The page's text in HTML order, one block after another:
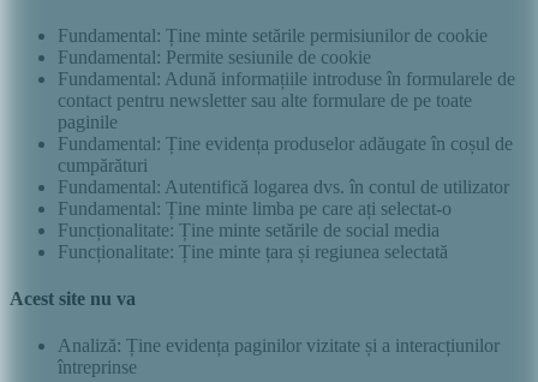
Fundamental: Ține minte setările permisiunilor de cookie
Fundamental: Permite sesiunile de cookie
Fundamental: Adună informațiile introduse în formularele de
contact pentru newsletter sau alte formulare de pe toate
paginile
Fundamental: Ține evidența produselor adăugate în coșul de
cumpărături
Fundamental: Autentifică logarea dvs. în contul de utilizator
Fundamental: Ține minte limba pe care ați selectat-o
Funcționalitate: Ține minte setările de social media
Funcționalitate: Ține minte țara și regiunea selectată
Acest site nu va
Analiză: Ține evidența paginilor vizitate și a interacțiunilor
întreprinse